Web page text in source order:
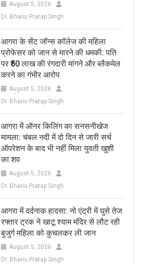
August 5, 2026
Dr. Bhanu Pratap Singh
आगरा के सेंट जॉन्स कॉलेज की महिला
प्रोफेसर को जान से मारने की धमकी: पति
पर ₹50 लाख की रंगदारी मांगने और ब्लैकमेल
करने का गंभीर आरोप
August 5, 2026
Dr. Bhanu Pratap Singh
आगरा में ऑनर किलिंग का सनसनीखेज
मामला: चंबल नदी में दो दिन से जारी सर्च
ऑपरेशन के बाद भी नहीं मिला युवती खुशी
का शव
August 5, 2026
Dr. Bhanu Pratap Singh
आगरा में दर्दनाक हादसा: नो एंट्री में घुसे तेज
रफ्तार ट्रक ने खाटू श्याम मंदिर से लौट रही
बुजुर्ग महिला को कुचलकर ली जान
August 5, 2026
Dr. Bhanu Pratap Singh